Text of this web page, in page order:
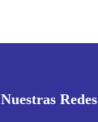
Nuestras Redes